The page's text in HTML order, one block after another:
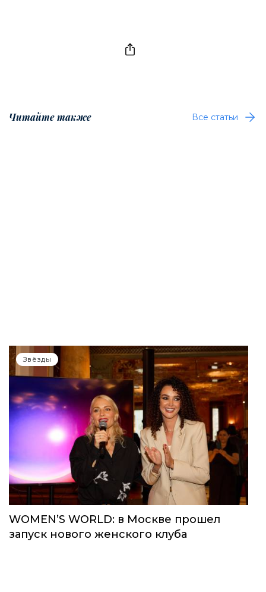
Читайте также Все статьи
Звёзды
WOMEN’S WORLD: в Москве прошел
запуск нового женского клуба